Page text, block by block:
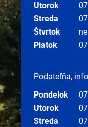
Utorok
Streda
Štvrtok
Piatok
Podateľňa,
Pondelok
Utorok
Streda